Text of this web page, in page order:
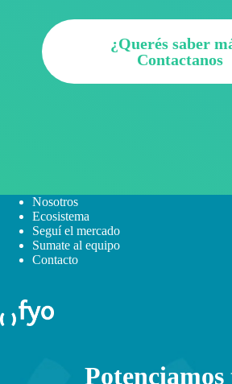
¿Querés saber
Contactanos
Nosotros
Ecosistema
Seguí el mercado
Sumate al equipo
Contacto